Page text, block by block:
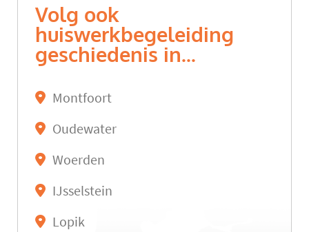
Volg ook
huiswerkbegeleiding
geschiedenis in...
Montfoort
Oudewater
Woerden
IJsselstein
Lopik